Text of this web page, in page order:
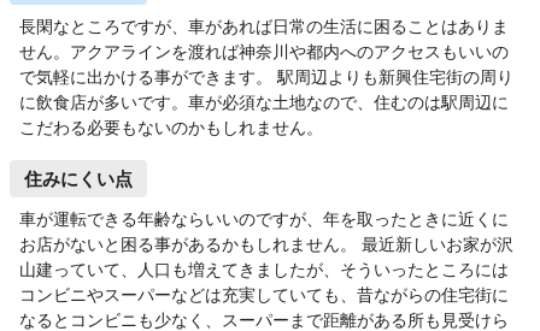
長閑なところですが、車があれば日常の生活に困ることはありま
せん。アクアラインを渡れば神奈川や都内へのアクセスもいいの
で気軽に出かける事ができます。 駅周辺よりも新興住宅街の周り
に飲食店が多いです。車が必須な土地なので、住むのは駅周辺に
こだわる必要もないのかもしれません。
住みにくい点
車が運転できる年齢ならいいのですが、年を取ったときに近くに
お店がないと困る事があるかもしれません。 最近新しいお家が沢
山建っていて、人口も増えてきましたが、そういったところには
コンビニやスーパーなどは充実していても、昔ながらの住宅街に
なるとコンビニも少なく、スーパーまで距離がある所も見受けら